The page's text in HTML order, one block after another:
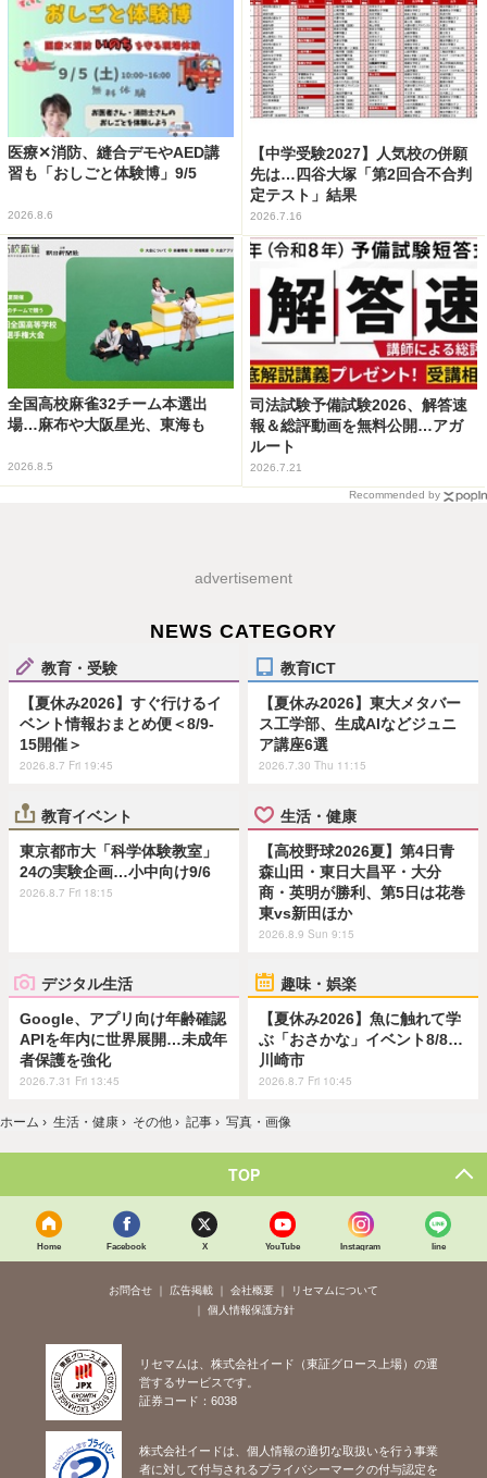
医療✕消防、縫合デモやAED講
習も「おしごと体験博」9/5
2026.8.6
【中学受験2027】人気校の併願
先は…四谷大塚「第2回合不合判
定テスト」結果
2026.7.16
全国高校麻雀32チーム本選出
場…麻布や大阪星光、東海も
2026.8.5
司法試験予備試験2026、解答速
報＆総評動画を無料公開…アガ
ルート
2026.7.21
Recommended by
advertisement
NEWS CATEGORY
教育・受験
【夏休み2026】すぐ行けるイ
ベント情報おまとめ便＜8/9-
15開催＞
2026.8.7 Fri 19:45
教育ICT
【夏休み2026】東大メタバー
ス工学部、生成AIなどジュニ
ア講座6選
2026.7.30 Thu 11:15
教育イベント
東京都市大「科学体験教室」
24の実験企画…小中向け9/6
2026.8.7 Fri 18:15
生活・健康
【高校野球2026夏】第4日青
森山田・東日大昌平・大分
商・英明が勝利、第5日は花巻
東vs新田ほか
2026.8.9 Sun 9:15
デジタル生活
Google、アプリ向け年齢確認
APIを年内に世界展開…未成年
者保護を強化
2026.7.31 Fri 13:45
趣味・娯楽
【夏休み2026】魚に触れて学
ぶ「おさかな」イベント8/8…
川崎市
2026.8.7 Fri 10:45
ホーム › 生活・健康 › その他 › 記事 › 写真・画像
TOP
Home Facebook X YouTube Instagram line
お問合せ 広告掲載 会社概要
リセマムについて
個人情報保護方針
リセマムは、株式会社イード（東証グロース上場）の運
営するサービスです。
証券コード：6038
株式会社イードは、個人情報の適切な取扱いを行う事業
者に対して付与されるプライバシーマークの付与認定を